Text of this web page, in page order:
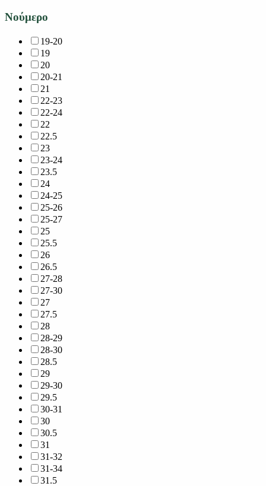
Νούμερο
19-20
19
20
20-21
21
22-23
22-24
22
22.5
23
23-24
23.5
24
24-25
25-26
25-27
25
25.5
26
26.5
27-28
27-30
27
27.5
28
28-29
28-30
28.5
29
29-30
29.5
30-31
30
30.5
31
31-32
31-34
31.5